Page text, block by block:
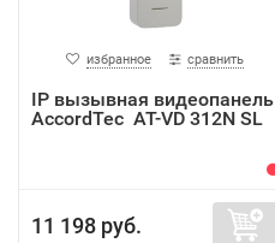
избранное сравнить
IP вызывная видеопанель
AccordTec AT-VD 312N SL
11 198 руб.